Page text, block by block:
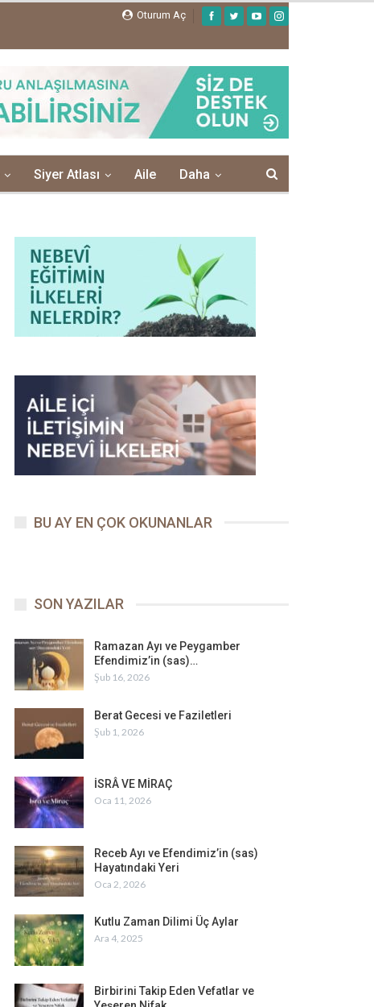
Oturum Aç
Siyer Atlası Aile Daha
BU AY EN ÇOK OKUNANLAR
SON YAZILAR
Ramazan Ayı ve Peygamber
Efendimiz’in (sas)…
Şub 16, 2026
Berat Gecesi ve Faziletleri
Şub 1, 2026
İSRÂ VE MİRAÇ
Oca 11, 2026
Receb Ayı ve Efendimiz’in (sas)
Hayatındaki Yeri
Oca 2, 2026
Kutlu Zaman Dilimi Üç Aylar
Ara 4, 2025
Birbirini Takip Eden Vefatlar ve